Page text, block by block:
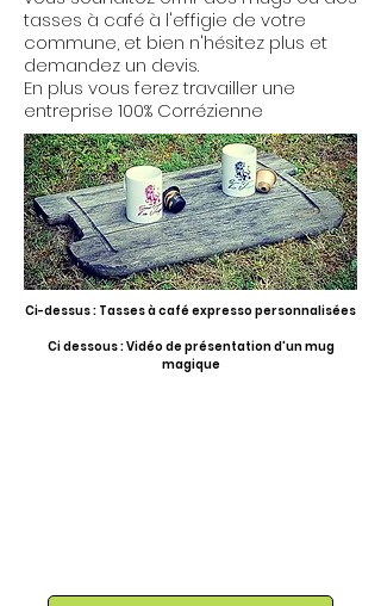
tasses à café à l'effigie de votre
commune, et bien n'hésitez plus et
demandez un devis.
En plus vous ferez travailler une
entreprise 100% Corrézienne
Ci-dessus : Tasses à café expresso personnalisées
Ci dessous : Vidéo de présentation d'un mug
magique